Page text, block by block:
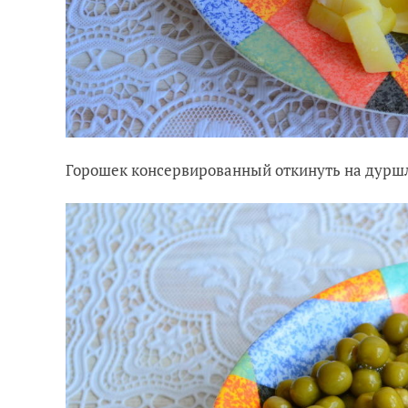
Горошек консервированный откинуть на